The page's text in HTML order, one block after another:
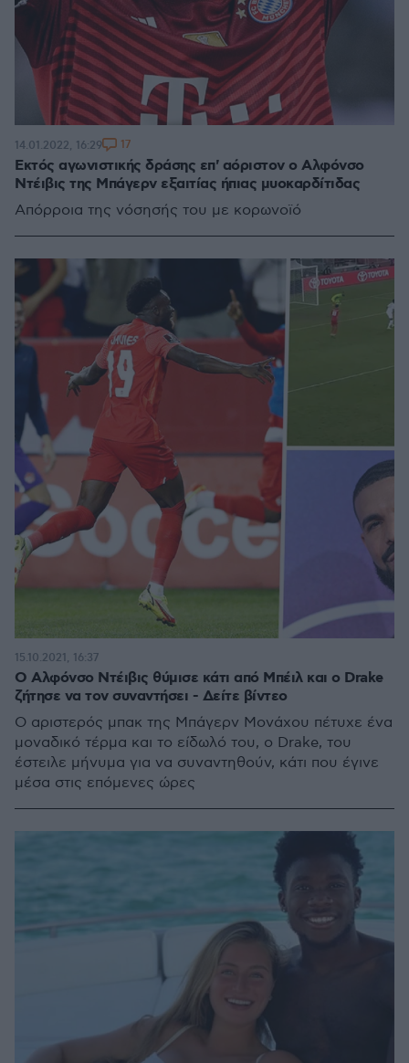
Εκτός αγωνιστικής δράσης επ' αόριστον ο Αλφόνσο
Ντέιβις της Μπάγερν εξαιτίας ήπιας μυοκαρδίτιδας
Απόρροια της νόσησής του με κορωνοϊό
14.01.2022, 16:29 17
Ο Αλφόνσο Ντέιβις θύμισε κάτι από Μπέιλ και ο Drake
ζήτησε να τον συναντήσει - Δείτε βίντεο
Ο αριστερός μπακ της Μπάγερν Μονάχου πέτυχε ένα
μοναδικό τέρμα και το είδωλό του, ο Drake, του
έστειλε μήνυμα για να συναντηθούν, κάτι που έγινε
μέσα στις επόμενες ώρες
15.10.2021, 16:37